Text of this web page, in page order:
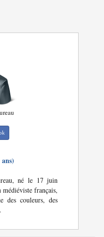
né le 17 juin
médiéviste français,
des couleurs, des